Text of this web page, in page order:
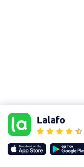
Lalafo
Our websites
lalafo.kg
lalafo.rs
lalafo.pl